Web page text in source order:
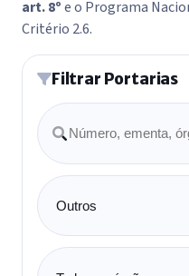
art. 8ºe o Programa
Critério 2.6.
Filtrar Portarias
Buscar
Categoria